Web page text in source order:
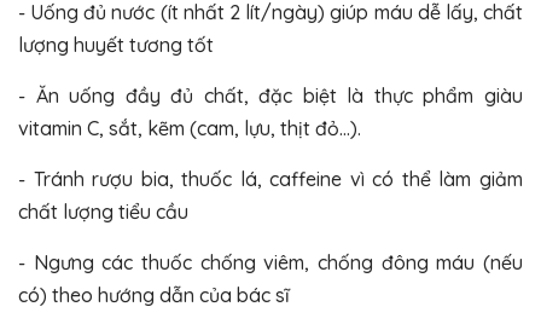
- Uống đủ nước (ít nhất 2 lít/ngày) giúp máu dễ lấy, chất
lượng huyết tương tốt
- Ăn uống đầy đủ chất, đặc biệt là thực phẩm giàu
vitamin C, sắt, kẽm (cam, lựu, thịt đỏ…).
- Tránh rượu bia, thuốc lá, caffeine vì có thể làm giảm
chất lượng tiểu cầu
- Ngưng các thuốc chống viêm, chống đông máu (nếu
có) theo hướng dẫn của bác sĩ